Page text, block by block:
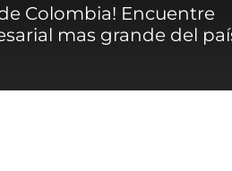
Colombia! Encuentre
mas grande del